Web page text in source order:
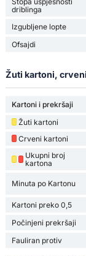
driblinga
Izgubljene lopte
Ofsajdi
Žuti kartoni,
Kartoni i prekršaji
Žuti kartoni
Crveni kartoni
Ukupni broj
kartona
Minuta po Kartonu
Kartoni preko 0,5
Počinjeni prekršaji
Fauliran protiv